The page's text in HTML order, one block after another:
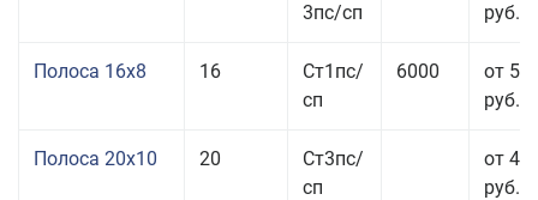
3пс/сп
руб.
Полоса 16x8 16
Ст1пс/
сп
6000
от 55
руб.
Полоса 20x10 20
Ст3пс/
сп
от 44
руб.